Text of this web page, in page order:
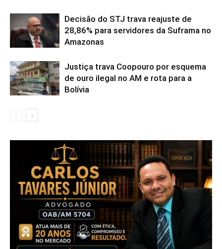
Decisão do STJ trava reajuste de
28,86% para servidores da Suframa no
Amazonas
Justiça trava Coopouro por esquema
de ouro ilegal no AM e rota para a
Bolívia